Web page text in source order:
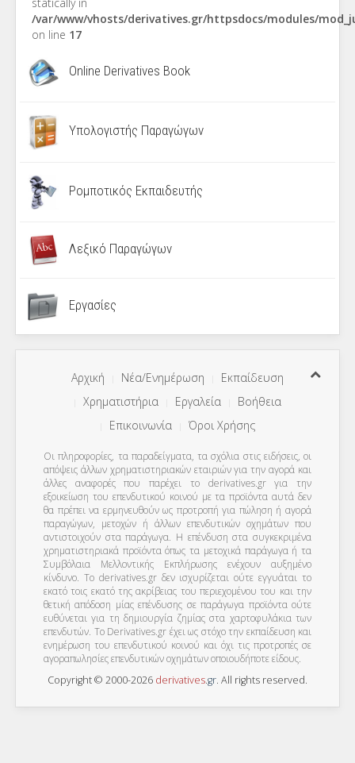
/var/www/vhosts/derivatives.gr/httpsdocs/modules/
on line 17
Online Derivatives Book
Υπολογιστής Παραγώγων
Ρομποτικός Εκπαιδευτής
Λεξικό Παραγώγων
Εργασίες
Αρχική Νέα/Ενημέρωση
Εκπαίδευση
Χρηματιστήρια
Εργαλεία
Βοήθεια
Επικοινωνία
Όροι Χρήσης
Οι πληροφορίες, τα παραδείγματα, τα σχόλια στις ειδήσεις, οι
απόψεις άλλων χρηματιστηριακών εταιριών για την αγορά και
άλλες αναφορές που παρέχει το derivatives.gr για την
εξοικείωση του επενδυτικού κοινού με τα προϊόντα αυτά δεν
θα πρέπει να ερμηνευθούν ως προτροπή για πώληση ή αγορά
παραγώγων, μετοχών ή άλλων επενδυτικών οχημάτων που
αντιστοιχούν στα παράγωγα. Η επένδυση στα συγκεκριμένα
χρηματιστηριακά προϊόντα όπως τα μετοχικά παράγωγα ή τα
Συμβόλαια Μελλοντικής Εκπλήρωσης ενέχουν αυξημένο
κίνδυνο. Το derivatives.gr δεν ισχυρίζεται ούτε εγγυάται το
εκατό τοις εκατό της ακρίβειας του περιεχομένου του και την
θετική απόδοση μίας επένδυσης σε παράγωγα προϊόντα ούτε
ευθύνεται για τη δημιουργία ζημίας στα χαρτοφυλάκια των
επενδυτών. To Derivatives.gr έχει ως στόχο την εκπαίδευση και
ενημέρωση του επενδυτικού κοινού και όχι τις προτροπές σε
αγοραπωλησίες επενδυτικών οχημάτων οποιουδήποτε είδους.
Copyright © 2000-2026 derivatives.gr. All rights reserved.